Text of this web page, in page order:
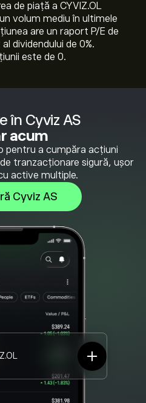
în Cyviz AS
acum
pentru a cumpăra acțiuni
tranzacționare sigură, ușor
active multiple.
Cyviz AS
de piață a CYVIZ.OL
volum mediu în ultimele
are un raport P/E de
dividendului de 0%.
este de 0.